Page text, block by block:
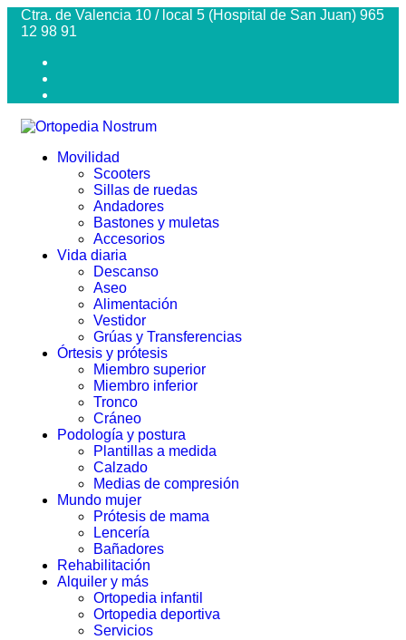
Ctra. de Valencia 10 / local 5 (Hospital de San Juan) 965
12 98 91
Movilidad
Scooters
Sillas de ruedas
Andadores
Bastones y muletas
Accesorios
Vida diaria
Descanso
Aseo
Alimentación
Vestidor
Grúas y Transferencias
Órtesis y prótesis
Miembro superior
Miembro inferior
Tronco
Cráneo
Podología y postura
Plantillas a medida
Calzado
Medias de compresión
Mundo mujer
Prótesis de mama
Lencería
Bañadores
Rehabilitación
Alquiler y más
Ortopedia infantil
Ortopedia deportiva
Servicios